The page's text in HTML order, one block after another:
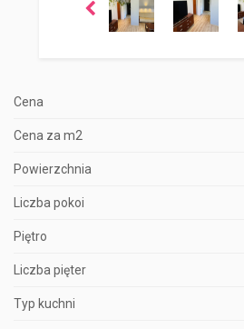
Cena
Cena za m2
Powierzchnia
Liczba pokoi
Piętro
Liczba pięter
Typ kuchni